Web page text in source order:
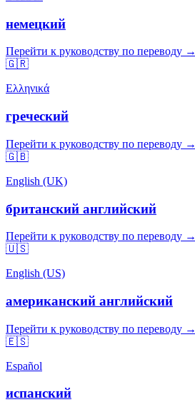
немецкий
Перейти к руководству по переводу →
🇬🇷
Ελληνικά
греческий
Перейти к руководству по переводу →
🇬🇧
English (UK)
британский английский
Перейти к руководству по переводу →
🇺🇸
English (US)
американский английский
Перейти к руководству по переводу →
🇪🇸
Español
испанский